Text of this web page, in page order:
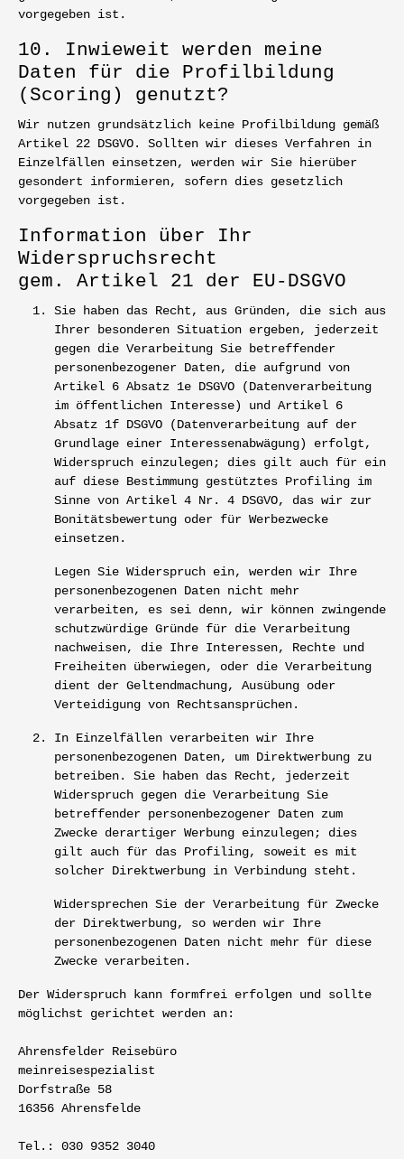
vorgegeben ist.
10. Inwieweit werden meine
Daten für die Profilbildung
(Scoring) genutzt?
Wir nutzen grundsätzlich keine Profilbildung gemäß
Artikel 22 DSGVO. Sollten wir dieses Verfahren in
Einzelfällen einsetzen, werden wir Sie hierüber
gesondert informieren, sofern dies gesetzlich
vorgegeben ist.
Information über Ihr
Widerspruchsrecht
gem. Artikel 21 der EU-DSGVO
Sie haben das Recht, aus Gründen, die sich aus
Ihrer besonderen Situation ergeben, jederzeit
gegen die Verarbeitung Sie betreffender
personenbezogener Daten, die aufgrund von
Artikel 6 Absatz 1e DSGVO (Datenverarbeitung
im öffentlichen Interesse) und Artikel 6
Absatz 1f DSGVO (Datenverarbeitung auf der
Grundlage einer Interessenabwägung) erfolgt,
Widerspruch einzulegen; dies gilt auch für ein
auf diese Bestimmung gestütztes Profiling im
Sinne von Artikel 4 Nr. 4 DSGVO, das wir zur
Bonitätsbewertung oder für Werbezwecke
einsetzen.
Legen Sie Widerspruch ein, werden wir Ihre
personenbezogenen Daten nicht mehr
verarbeiten, es sei denn, wir können zwingende
schutzwürdige Gründe für die Verarbeitung
nachweisen, die Ihre Interessen, Rechte und
Freiheiten überwiegen, oder die Verarbeitung
dient der Geltendmachung, Ausübung oder
Verteidigung von Rechtsansprüchen.
In Einzelfällen verarbeiten wir Ihre
personenbezogenen Daten, um Direktwerbung zu
betreiben. Sie haben das Recht, jederzeit
Widerspruch gegen die Verarbeitung Sie
betreffender personenbezogener Daten zum
Zwecke derartiger Werbung einzulegen; dies
gilt auch für das Profiling, soweit es mit
solcher Direktwerbung in Verbindung steht.
Widersprechen Sie der Verarbeitung für Zwecke
der Direktwerbung, so werden wir Ihre
personenbezogenen Daten nicht mehr für diese
Zwecke verarbeiten.
Der Widerspruch kann formfrei erfolgen und sollte
möglichst gerichtet werden an:
Ahrensfelder Reisebüro
meinreisespezialist
Dorfstraße 58
16356 Ahrensfelde
Tel.: 030 9352 3040